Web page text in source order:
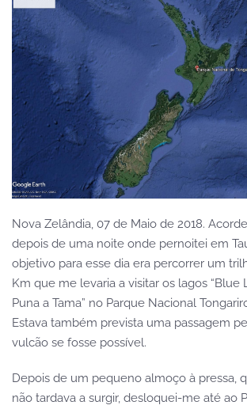
Nova Zelândia, 07 de Maio de 2018.
depois de uma noite onde pernoitei em
objetivo para esse dia era percorrer um
Km que me levaria a visitar os lagos “Blue
Puna a Tama” no Parque Nacional
Estava também prevista uma passagem
vulcão se fosse possível.
Depois de um pequeno almoço à pressa,
não tardava a surgir, desloquei-me até ao